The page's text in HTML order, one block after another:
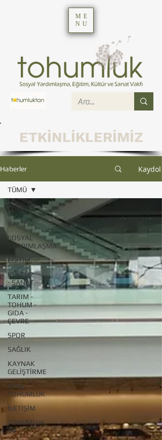
ME
NU
ETKİNLİKLERİMİZ
Haberler Kaydol
TÜMÜ
VAKIF
SOSYAL
YARDIMLAŞMA
EĞİTİM
KÜLTÜR
- SANAT
TARIM -
TOHUM -
GIDA -
ÇEVRE
SPOR
SAĞLIK
KAYNAK
GELİŞTİRME
GENÇ
TOHUMLUK
İLETİŞİM
TOHUMLUK
TV
TÜMÜ